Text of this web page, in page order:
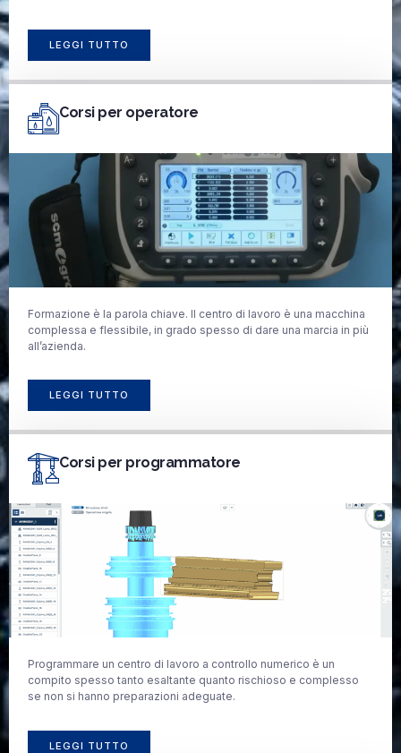
LEGGI TUTTO
Corsi per operatore
Formazione è la parola chiave. Il centro di lavoro è una macchina
complessa e flessibile, in grado spesso di dare una marcia in più
all’azienda.
LEGGI TUTTO
Corsi per programmatore
Programmare un centro di lavoro a controllo numerico è un
compito spesso tanto esaltante quanto rischioso e complesso
se non si hanno preparazioni adeguate.
LEGGI TUTTO